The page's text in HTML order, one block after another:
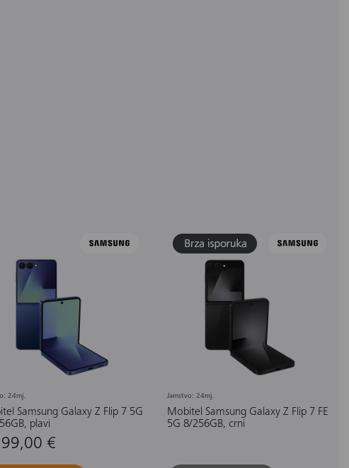
24mj.
Samsung Galaxy Z Flip 7 5G
plavi
€
Jamstvo: 24mj.
Mobitel Samsung Galaxy Z Flip 7 FE
5G 8/256GB, crni